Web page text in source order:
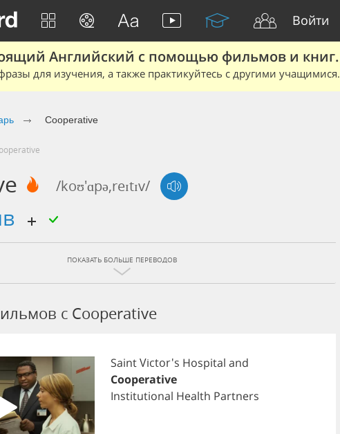
Войти
Английский с помощью фильмов и книг.
для изучения, а также практикуйтесь с другими учащимися.
Cooperative
/koʊ'ɑpə,reɪtɪv/
ПОКАЗАТЬ БОЛЬШЕ ПЕРЕВОДОВ
c Cooperative
SaintVictor's Hospital and
Cooperative
Institutional Health Partners